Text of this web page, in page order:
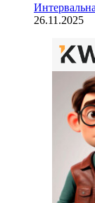
26.11.2025